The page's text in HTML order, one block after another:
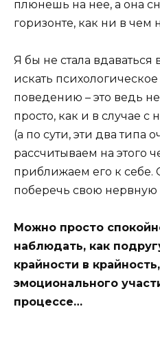
плюнешь на нее, а она
горизонте, как ни в чем
Я бы не стала вдаваться
искать
поведению – это ведь
просто, как и в случае
(а по сути, эти два типа
рассчитываем на этого
приближаем его к себе.
поберечь свою нервную
Можно просто
наблюдать, как
крайности в
эмоционального
процессе…